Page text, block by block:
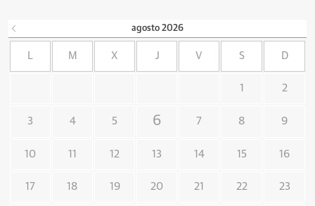
agosto 2026
L M X J V S D
1 2
3 4 5 6 7 8 9
10 11 12 13 14 15 16
17 18 19 20 21 22 23